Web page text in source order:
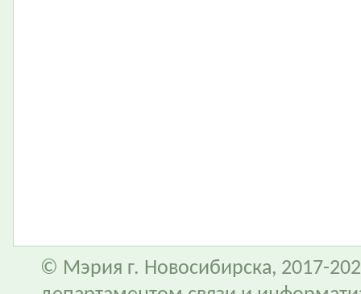
© Мэрия г. Новосибирска, 2017-